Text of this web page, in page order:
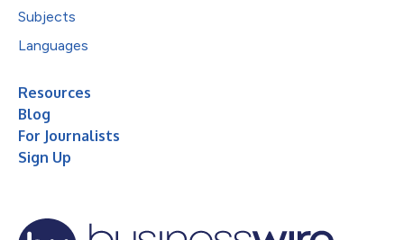
Subjects
Languages
Resources
Blog
For Journalists
Sign Up